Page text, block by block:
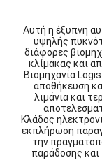
Αυτή η έξυπνη
υψηλής
διάφορες
κλίμακας και
Βιομηχανία
αποθήκευση
λιμάνια και
Κλάδος
εκπλήρωση
την
παράδοσης